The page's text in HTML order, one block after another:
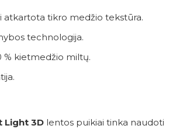
atkartota tikro medžio tekstūra.
technologija.
% kietmedžio miltų.
Light 3D lentos puikiai tinka naudoti